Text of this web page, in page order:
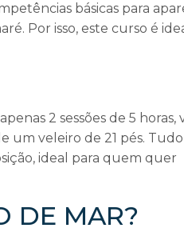
básicas para
Por isso, este curso é
2 sessões de 5 horas,
um veleiro de 21 pés.
ideal para quem quer
DE MAR?